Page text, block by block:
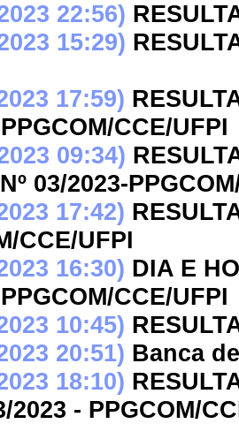
22:56)
15:29)
17:59)
CCE/UFPI
09:34)
03/2023-
17:42)
CCE/UFPI
16:30) DIA E
CCE/UFPI
10:45)
20:51) Banca
18:10)
2023 - PPGCOM/